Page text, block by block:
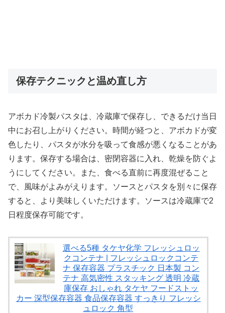
保存テクニックと温め直し方
アボカド冷製パスタは、冷蔵庫で保存し、できるだけ当日
中にお召し上がりください。時間が経つと、アボカドが変
色したり、パスタが水分を吸って食感が悪くなることがあ
ります。保存する場合は、密閉容器に入れ、乾燥を防ぐよ
うにしてください。また、食べる直前に再度混ぜること
で、風味がよみがえります。ソースとパスタを別々に保存
すると、より美味しくいただけます。ソースは冷蔵庫で2
日程度保存可能です。
選べる5種 タケヤ化学 フレッシュロッ
クコンテナ | フレッシュロックコンテ
ナ 保存容器 プラスチック 日本製 コン
テナ 高気密性 スタッキング 透明 冷蔵
庫保存 おしゃれ タケヤ フードストッ
カー 深型保存容器 食品保存容器 すっきり フレッシ
ュロック 角型